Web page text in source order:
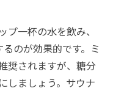
一杯の水を飲み、
のが効果的です。ミ
奨されますが、糖分
しましょう。サウナ